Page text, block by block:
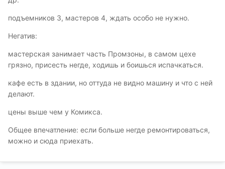
подъемников 3, мастеров 4, ждать особо не нужно.
Негатив:
мастерская занимает часть Промзоны, в самом цехе
грязно, присесть негде, ходишь и боишься испачкаться.
кафе есть в здании, но оттуда не видно машину и что с ней
делают.
цены выше чем у Комикса.
Общее впечатление: если больше негде ремонтироваться,
можно и сюда приехать.